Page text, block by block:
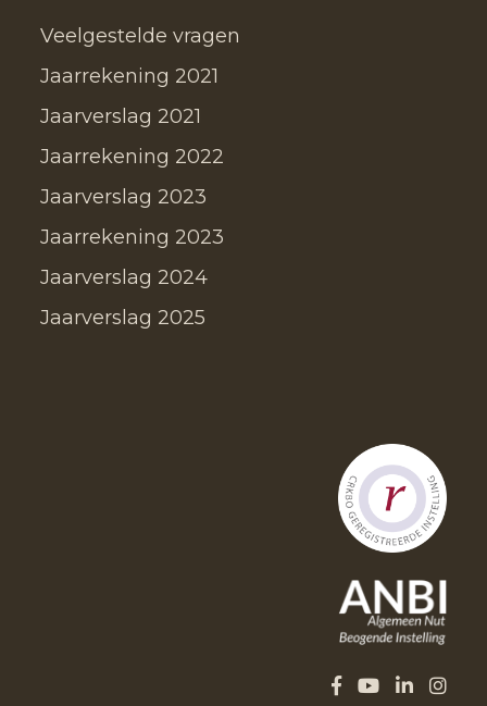
Veelgestelde vragen
Jaarrekening 2021
Jaarverslag 2021
Jaarrekening 2022
Jaarverslag 2023
Jaarrekening 2023
Jaarverslag 2024
Jaarverslag 2025